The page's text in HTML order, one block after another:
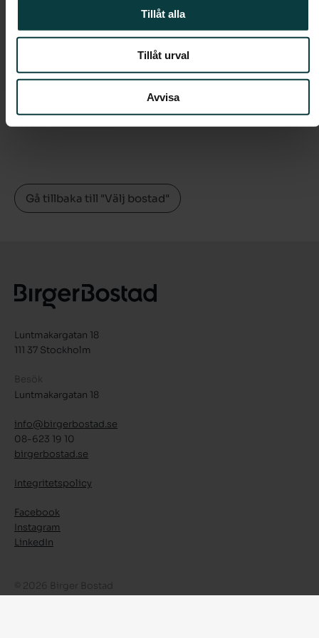
Tillåt alla
Tillåt urval
Avvisa
Pris: -
Dokument
Gå tillbaka till "Välj bostad"
Luntmakargatan 18
111 37 Stockholm
Besök
Luntmakargatan 18
info@birgerbostad.se
08-623 19 10
birgerbostad.se
Integritetspolicy
Facebook
Instagram
LinkedIn
© 2026 Birger Bostad